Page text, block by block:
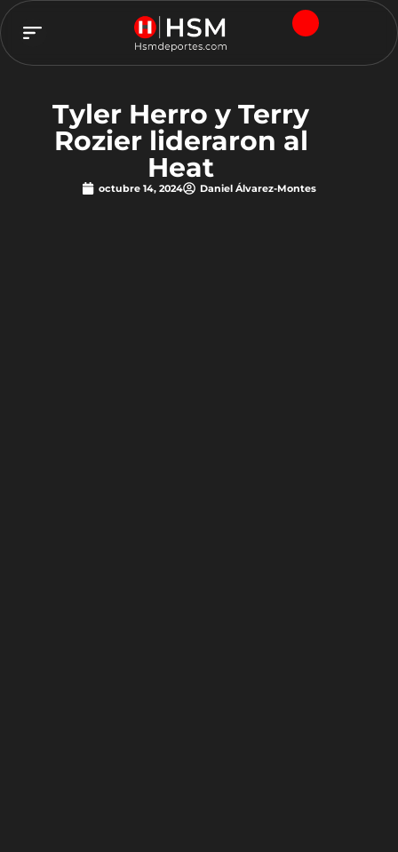
Tyler Herro y Terry
Rozier lideraron al
Heat
octubre 14, 2024 Daniel Álvarez-Montes